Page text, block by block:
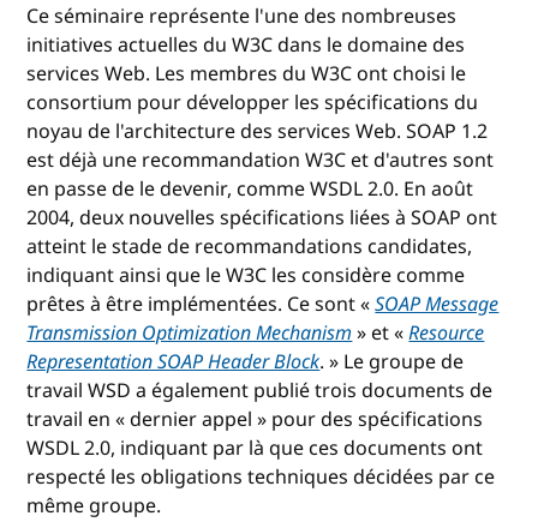
Ce séminaire représente l'une des nombreuses
initiatives actuelles du W3C dans le domaine des
services Web. Les membres du W3C ont choisi le
consortium pour développer les spécifications du
noyau de l'architecture des services Web. SOAP 1.2
est déjà une recommandation W3C et d'autres sont
en passe de le devenir, comme WSDL 2.0. En août
2004, deux nouvelles spécifications liées à SOAP ont
atteint le stade de recommandations candidates,
indiquant ainsi que le W3C les considère comme
prêtes à être implémentées. Ce sont «SOAP Message
Transmission Optimization Mechanism» et «Resource
Representation SOAP Header Block. » Le groupe de
travail WSD a également publié trois documents de
travail en « dernier appel » pour des spécifications
WSDL 2.0, indiquant par là que ces documents ont
respecté les obligations techniques décidées par ce
même groupe.